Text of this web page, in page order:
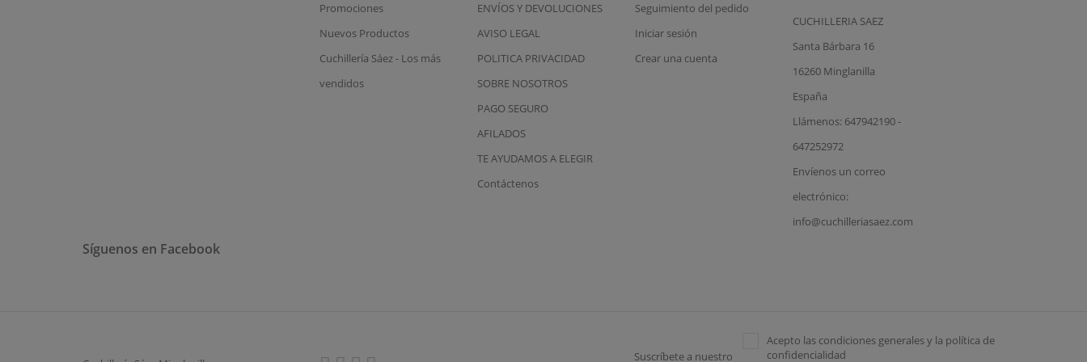
Promociones
Nuevos Productos
Cuchillería Sáez - Los más
vendidos
ENVÍOS Y DEVOLUCIONES
AVISO LEGAL
POLITICA PRIVACIDAD
SOBRE NOSOTROS
PAGO SEGURO
AFILADOS
TE AYUDAMOS A ELEGIR
Contáctenos
Seguimiento del pedido
Iniciar sesión
Crear una cuenta
CUCHILLERIA SAEZ
Santa Bárbara 16
16260 Minglanilla
España
Llámenos: 647942190 -
647252972
Envíenos un correo
electrónico:
info@cuchilleriasaez.com
Síguenos en Facebook
Suscríbete a nuestro
Acepto las condiciones generales y la política de
confidencialidad